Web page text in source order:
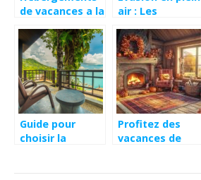
de vacances a la
avantages
air : Les
tendances de
l’hotellerie en
plein air
Guide pour
choisir la
Profitez des
vacances de